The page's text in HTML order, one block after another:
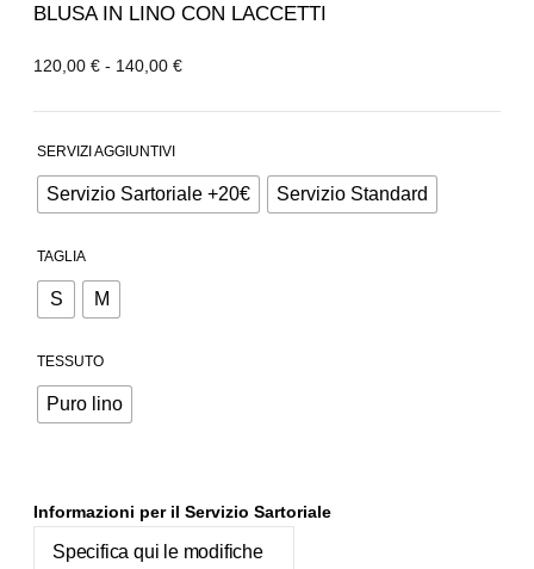
BLUSA IN LINO CON LACCETTI
120,00 € - 140,00 €
SERVIZI AGGIUNTIVI
Servizio Sartoriale +20€ Servizio Standard
TAGLIA
S M
TESSUTO
Puro lino
Informazioni per il Servizio Sartoriale